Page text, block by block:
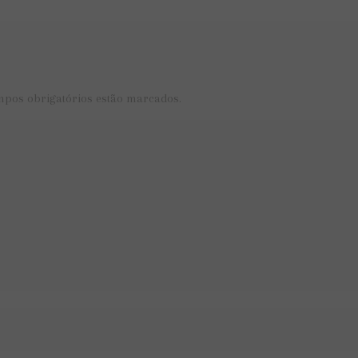
obrigatórios estão marcados.